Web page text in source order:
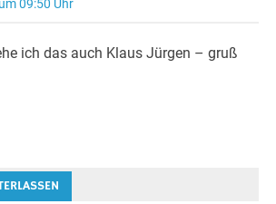
09:50 Uhr
ich das auch Klaus Jürgen – gruß